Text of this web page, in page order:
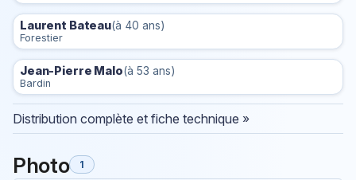
Laurent Bateau(à 40 ans)
Forestier
Jean-Pierre Malo(à 53 ans)
Bardin
Distribution complète et fiche technique »
Photo 1